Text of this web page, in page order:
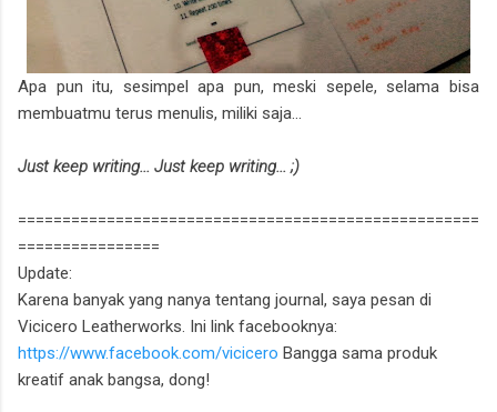
Apa pun itu, sesimpel apa pun, meski sepele, selama bisa
membuatmu terus menulis, miliki saja...
Just keep writing... Just keep writing... ;)
====================================================
================
Update:
Karena banyak yang nanya tentang journal, saya pesan di
Vicicero Leatherworks. Ini link facebooknya:
https://www.facebook.com/vicicero Bangga sama produk
kreatif anak bangsa, dong!